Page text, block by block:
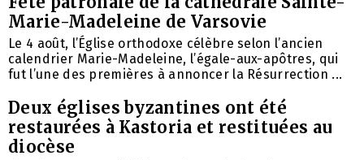
Marie-Madeleine de Varsovie
Le 4 août, l’Église orthodoxe célèbre selon l’ancien
calendrier Marie-Madeleine, l’égale-aux-apôtres, qui
fut l’une des premières à annoncer la Résurrection ...
Deux églises byzantines ont été
restaurées à Kastoria et restituées au
diocèse